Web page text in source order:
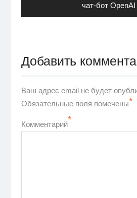
чат-бот OpenAI
Добавить
Ваш адрес email не будет
Обязательные поля помечены*
Комментарий*